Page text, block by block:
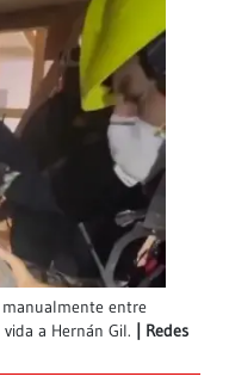
manualmente entre
a Hernán Gil.
Redes